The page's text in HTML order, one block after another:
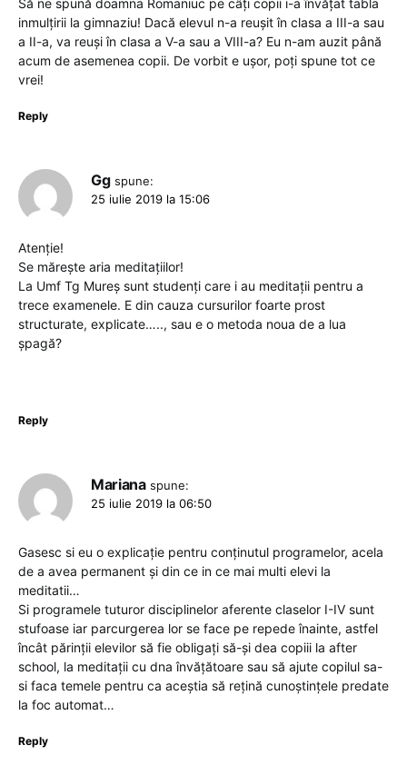
Să ne spună doamna Romaniuc pe câți copii i-a învățat tabla
inmulțirii la gimnaziu! Dacă elevul n-a reușit în clasa a III-a sau
a II-a, va reuși în clasa a V-a sau a VIII-a? Eu n-am auzit până
acum de asemenea copii. De vorbit e ușor, poți spune tot ce
vrei!
Reply
Gg spune:
25 iulie 2019 la 15:06
Atenție!
Se mărește aria meditațiilor!
La Umf Tg Mureș sunt studenți care i au meditații pentru a
trece examenele. E din cauza cursurilor foarte prost
structurate, explicate….., sau e o metoda noua de a lua
șpagă?
Reply
Mariana spune:
25 iulie 2019 la 06:50
Gasesc si eu o explicație pentru conținutul programelor, acela
de a avea permanent și din ce in ce mai multi elevi la
meditatii…
Si programele tuturor disciplinelor aferente claselor I-IV sunt
stufoase iar parcurgerea lor se face pe repede înainte, astfel
încât părinții elevilor să fie obligați să-și dea copiii la after
school, la meditații cu dna învățătoare sau să ajute copilul sa-
si faca temele pentru ca aceștia să rețină cunoștințele predate
la foc automat…
Reply